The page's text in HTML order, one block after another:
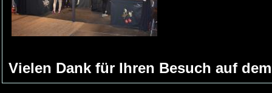
Vielen Dank für Ihren Besuch auf